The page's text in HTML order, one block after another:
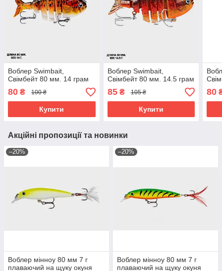
Воблер Swimbait,
Свімбейт 80 мм. 14 грам
80 ₴ 100 ₴
Купити
Воблер Swimbait,
Свімбейт 80 мм. 14.5 грам
85₴ 105 ₴
Купити
80
Акційні пропозиції та новинки
–20%
Воблер мінноу 80 мм 7 г
плаваючий на щуку окуня
–20%
Воблер мінноу 80 мм 7 г
плаваючий на щуку окуня